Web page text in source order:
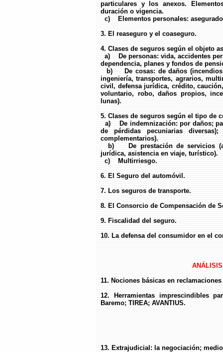
particulares y los anexos.
duración o vigencia.
c) Elementos personales:
3. El reaseguro y el coaseguro.
4. Clases de seguros según el objeto
a) De personas: vida, accidentes
dependencia, planes y fondos de
b) De cosas: de daños (incendios,
ingeniería, transportes, agrarios,
civil, defensa jurídica, crédito,
voluntario, robo, daños propios,
lunas).
5. Clases de seguros según el tipo de
a) De indemnización: por daños;
de pérdidas pecuniarias
complementarios).
b) De prestación de servicios
jurídica, asistencia en viaje, turístico).
c) Multirriesgo.
6. El Seguro del automóvil.
7. Los seguros de transporte.
8. El Consorcio de Compensación de
9. Fiscalidad del seguro.
10. La defensa del consumidor en el
11. Nociones básicas en
12. Herramientas imprescindibles
Baremo; TIREA; AVANTIUS.
13. Extrajudicial: la negociación;